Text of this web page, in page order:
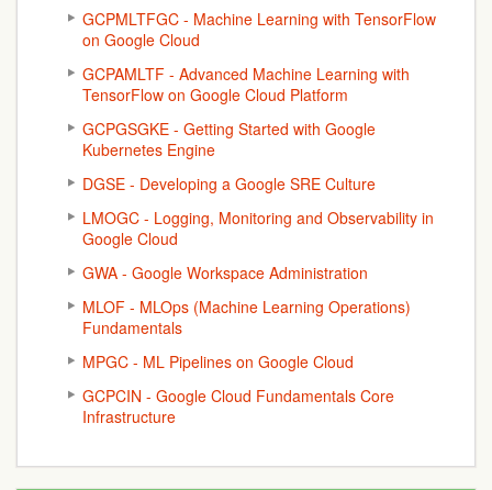
GCPMLTFGC - Machine Learning with TensorFlow
on Google Cloud
GCPAMLTF - Advanced Machine Learning with
TensorFlow on Google Cloud Platform
GCPGSGKE - Getting Started with Google
Kubernetes Engine
DGSE - Developing a Google SRE Culture
LMOGC - Logging, Monitoring and Observability in
Google Cloud
GWA - Google Workspace Administration
MLOF - MLOps (Machine Learning Operations)
Fundamentals
MPGC - ML Pipelines on Google Cloud
GCPCIN - Google Cloud Fundamentals Core
Infrastructure